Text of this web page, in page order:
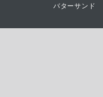
バターサンド